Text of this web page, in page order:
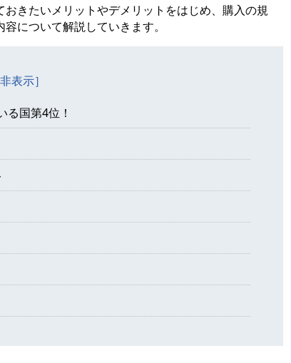
きたいメリットやデメリットをはじめ、購入の規
について解説していきます。
る国第4位！